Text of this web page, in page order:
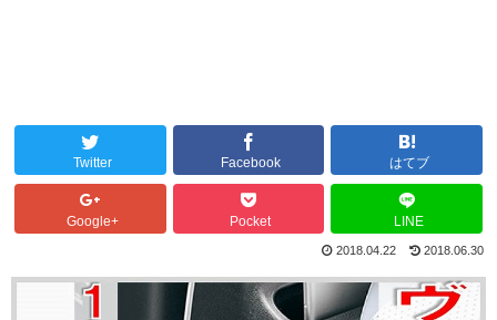
Twitter Facebook はてブ
Google+ Pocket LINE
2018.04.22 2018.06.30